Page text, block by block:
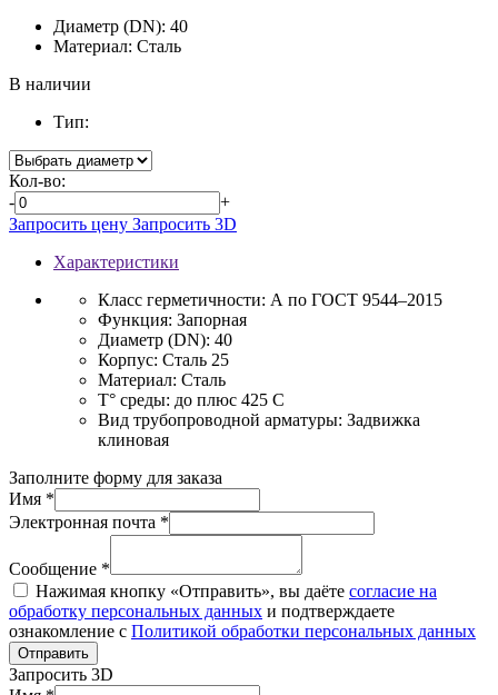
Диаметр (DN): 40
Материал: Сталь
В наличии
Тип:
Кол-во:
-
+
Запросить цену Запросить 3D
Характеристики
Класс герметичности: А по ГОСТ 9544–2015
Функция: Запорная
Диаметр (DN): 40
Корпус: Сталь 25
Материал: Сталь
T° среды: до плюс 425 С
Вид трубопроводной арматуры: Задвижка
клиновая
Заполните форму для заказа
Имя *
Электронная почта *
Сообщение *
Нажимая кнопку «Отправить», вы даёте согласие на
обработку персональных данных и подтверждаете
ознакомление с Политикой обработки персональных данных
Отправить
Запросить 3D